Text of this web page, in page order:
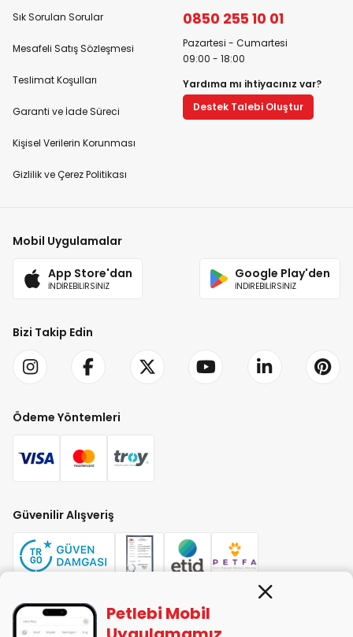
Sık Sorulan Sorular
Mesafeli Satış Sözleşmesi
Teslimat Koşulları
Garanti ve İade Süreci
Kişisel Verilerin Korunması
Gizlilik ve Çerez Politikası
0850 255 10 01
Pazartesi - Cumartesi
09:00 - 18:00
Yardıma mı ihtiyacınız var?
Destek Talebi Oluştur
Mobil Uygulamalar
App Store'dan
İNDİREBİLİRSİNİZ
Google Play'den
İNDİREBİLİRSİNİZ
Bizi Takip Edin
Ödeme Yöntemleri
Güvenilir Alışveriş
PETLEBİ EVCİL HAYVAN ÜRÜNLERİ PAZ. SAN. TİC. LTD. ŞTİ. Alaşarköy Mah.
Petlebi Mobil